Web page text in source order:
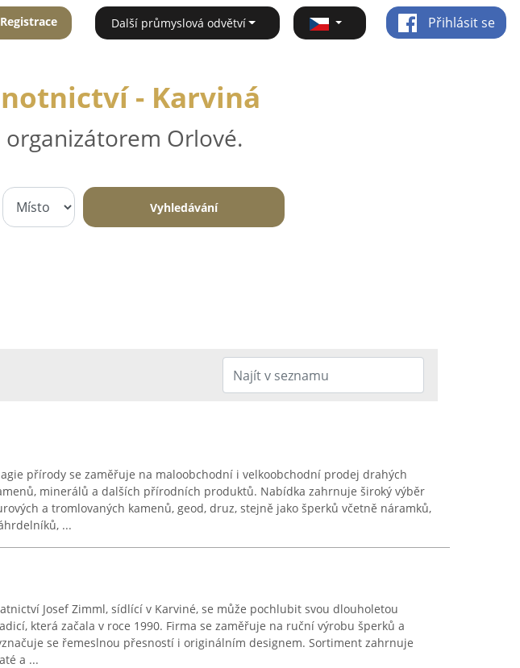
Registrace Další průmyslová odvětví Přihlásit se
- Karviná
Orlové.
Vyhledávání
přírody se zaměřuje na maloobchodní i velkoobchodní prodej drahých
minerálů a dalších přírodních produktů. Nabídka zahrnuje široký výběr
a tromlovaných kamenů, geod, druz, stejně jako šperků včetně náramků,
...
Josef Zimml, sídlící v Karviné, se může pochlubit svou dlouholetou
která začala v roce 1990. Firma se zaměřuje na ruční výrobu šperků a
se řemeslnou přesností i originálním designem. Sortiment zahrnuje
a ...